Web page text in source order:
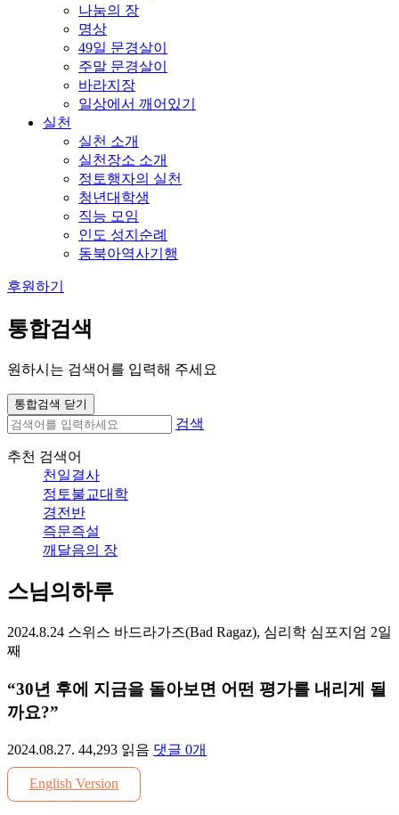
나눔의 장
명상
49일 문경살이
주말 문경살이
바라지장
일상에서 깨어있기
실천
실천 소개
실천장소 소개
정토행자의 실천
청년대학생
직능 모임
인도 성지순례
동북아역사기행
후원하기
통합검색
원하시는 검색어를 입력해 주세요
통합검색 닫기
검색
추천 검색어
천일결사
정토불교대학
경전반
즉문즉설
깨달음의 장
스님의하루
2024.8.24 스위스 바드라가즈(Bad Ragaz), 심리학 심포지엄 2일
째
“30년 후에 지금을 돌아보면 어떤 평가를 내리게 될
까요?”
2024.08.27. 44,293 읽음 댓글 0개
English Version